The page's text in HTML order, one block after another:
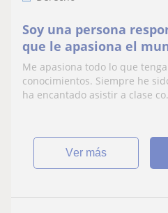
Soy una persona
que le apasiona el
Me encantaría dar
que quieran profundizar en materias que
despierten su interés
Me apasiona todo lo que
conocimientos. Siempre he
ha encantado asistir a clase
ver más